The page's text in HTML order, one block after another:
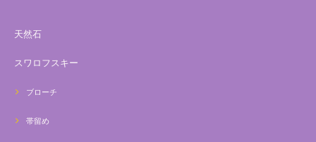
天然石
スワロフスキー
ブローチ
帯留め